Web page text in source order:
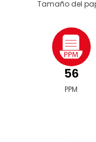
Tamaño del
56
PPM